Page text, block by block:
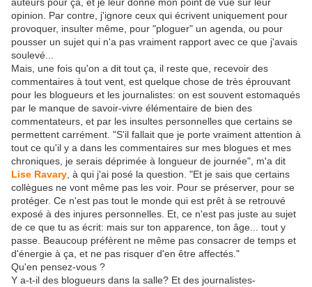
opinion. Par contre, j'ignore ceux qui écrivent uniquement pour
provoquer, insulter même, pour "ploguer" un agenda, ou pour
pousser un sujet qui n'a pas vraiment rapport avec ce que j'avais
soulevé...
Mais, une fois qu'on a dit tout ça, il reste que, recevoir des
commentaires à tout vent, est quelque chose de très éprouvant
pour les blogueurs et les journalistes: on est souvent estomaqués
par le manque de savoir-vivre élémentaire de bien des
commentateurs, et par les insultes personnelles que certains se
permettent carrément. "S'il fallait que je porte vraiment attention à
tout ce qu'il y a dans les commentaires sur mes blogues et mes
chroniques, je serais déprimée à longueur de journée", m'a dit
Lise Ravary , à qui j'ai posé la question. "Et je sais que certains
collègues ne vont même pas les voir. Pour se préserver, pour se
protéger. Ce n'est pas tout le monde qui est prêt à se retrouvé
exposé à des injures personnelles. Et, ce n'est pas juste au sujet
de ce que tu as écrit: mais sur ton apparence, ton âge... tout y
passe. Beaucoup préfèrent ne même pas consacrer de temps et
d'énergie à ça, et ne pas risquer d'en être affectés."
Qu'en pensez-vous ?
Y a-t-il des blogueurs dans la salle? Et des journalistes-